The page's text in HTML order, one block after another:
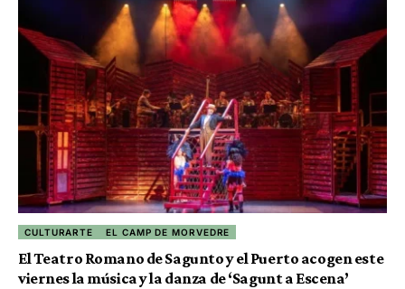
CULTURARTE EL CAMP DE MORVEDRE
El Teatro Romano de Sagunto y el Puerto acogen este
viernes la música y la danza de ‘Sagunt a Escena’